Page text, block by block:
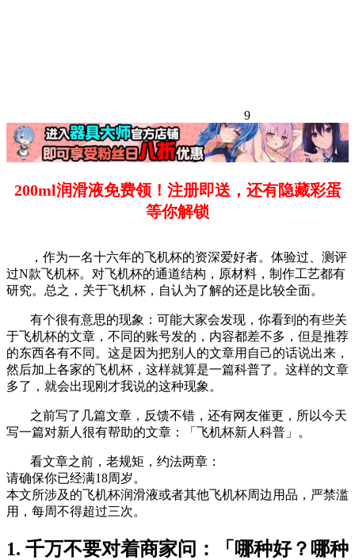
9
200ml润滑液免费领！注册即送，还有隐藏彩蛋
等你解锁
，作为一名十六年的飞机杯的资深爱好者。体验过、测评
过N款飞机杯。对飞机杯的通道结构，原材料，制作工艺都有
研究。总之，关于飞机杯，自认为了解的还是比较全面。
有个很有意思的现象：可能大家会发现，你看到的有些关
于飞机杯的文章，不同的账号发的，内容都差不多，但是推荐
的东西各有不同。这是因为把别人的文章用自己的话说出来，
然后加上各家的飞机杯，这样就算是一篇科普了。这样的文章
多了，就会出现刚才我说的这种现象。
之前写了几篇文章，反馈不错，还有网友催更，所以今天
写一篇对新人很有帮助的文章：「飞机杯新人科普」。
看文章之前，老规矩，约法两章：
请确保你已经满18周岁。
本文所涉及的飞机杯润滑液或者其他飞机杯周边用品，严禁滥
用，每周不得超过三次。
1. 千万不要对着商家问：「哪种好？哪种